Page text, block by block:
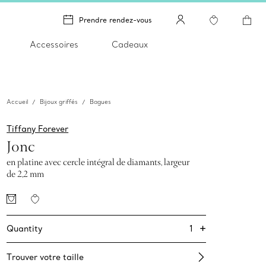
Prendre rendez-vous
Accessoires Cadeaux
Accueil Bijoux griffés Bagues
Tiffany Forever
Jonc
en platine avec cercle intégral de diamants, largeur
de 2,2 mm
Quantity 1 +
Trouver votre taille